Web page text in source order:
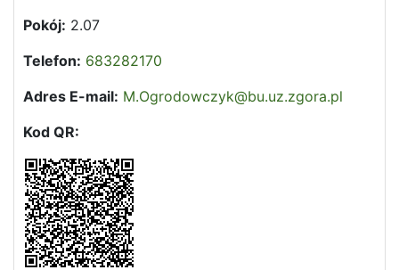
Pokój: 2.07
Telefon: 683282170
Adres E-mail: M.Ogrodowczyk@bu.uz.zgora.pl
Kod QR: